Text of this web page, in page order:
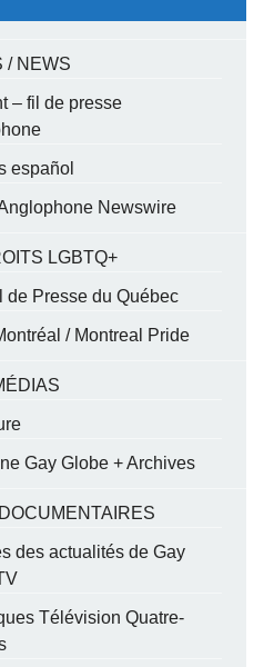
/ NEWS
– fil de presse
español
Newswire
LGBTQ+
de Presse du Québec
/ Montreal Pride
Gay Globe + Archives
des actualités de Gay
Télévision Quatre-